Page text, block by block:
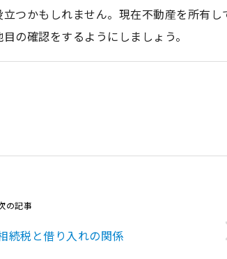
つかもしれません。現在不動産を所有し
の確認をするようにしましょう。
の記事
続税と借り入れの関係